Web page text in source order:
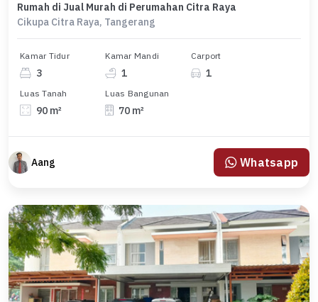
Rumah di Jual Murah di Perumahan Citra Raya
Cikupa Citra Raya, Tangerang
Kamar Tidur
3
Kamar Mandi
1
Carport
1
Luas Tanah
90 m²
Luas Bangunan
70 m²
Aang Whatsapp